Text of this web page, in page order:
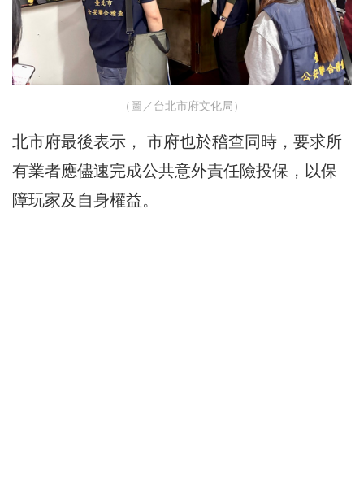
（圖／台北市府文化局）
北市府最後表示， 市府也於稽查同時，要求所
有業者應儘速完成公共意外責任險投保，以保
障玩家及自身權益。